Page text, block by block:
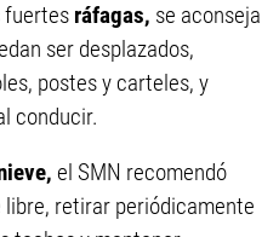
fuertes ráfagas, se aconseja
ser desplazados,
postes y carteles, y
conducir.
el SMN recomendó
retirar periódicamente